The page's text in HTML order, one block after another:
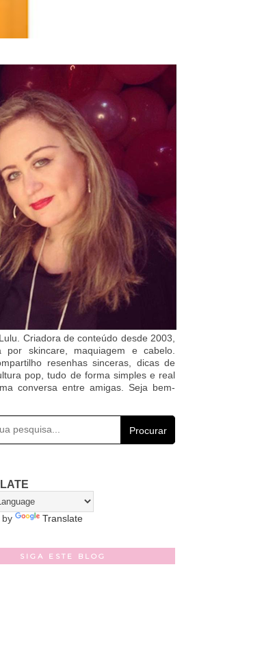
Criadora de conteúdo desde 2003,
por skincare, maquiagem e cabelo.
resenhas sinceras, dicas de
pop, tudo de forma simples e real
conversa entre amigas. Seja bem-
Procurar
by Translate
SIGA ESTE BLOG